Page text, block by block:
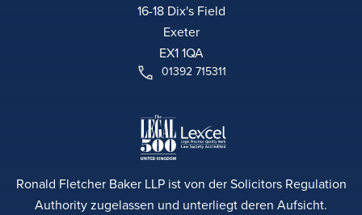
16-18 Dix's Field
Exeter
EX1 1QA
01392 715311
Ronald Fletcher Baker LLP ist von der Solicitors Regulation
Authority zugelassen und unterliegt deren Aufsicht.